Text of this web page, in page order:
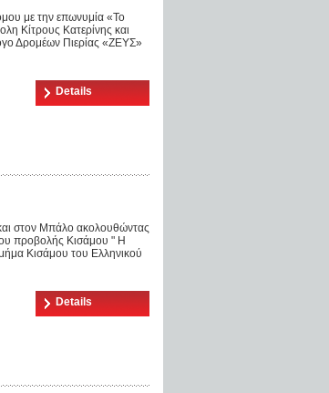
με την επωνυμία «Το
Κίτρους Κατερίνης και
Δρομέων Πιερίας «ΖΕΥΣ»
Details
στον Μπάλο ακολουθώντας
προβολής Κισάμου " Η
Κισάμου του Ελληνικού
Details